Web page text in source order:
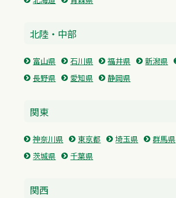
北陸・中部
富山県 石川県 福井県 新潟県
長野県
愛知県 静岡県
関東
神奈川県 東京都 埼玉県 群馬県
茨城県
千葉県
関西